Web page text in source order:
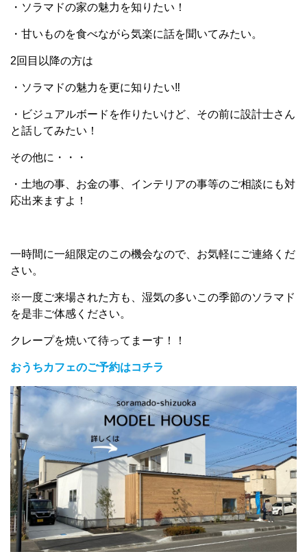
・ソラマドの家の魅力を知りたい！
・甘いものを食べながら気楽に話を聞いてみたい。
2回目以降の方は
・ソラマドの魅力を更に知りたい‼
・ビジュアルボードを作りたいけど、その前に設計士さん
と話してみたい！
その他に・・・
・土地の事、お金の事、インテリアの事等のご相談にも対
応出来ますよ！
一時間に一組限定のこの機会なので、お気軽にご連絡くだ
さい。
※一度ご来場された方も、湿気の多いこの季節のソラマド
を是非ご体感ください。
クレープを焼いて待ってまーす！！
おうちカフェのご予約はコチラ